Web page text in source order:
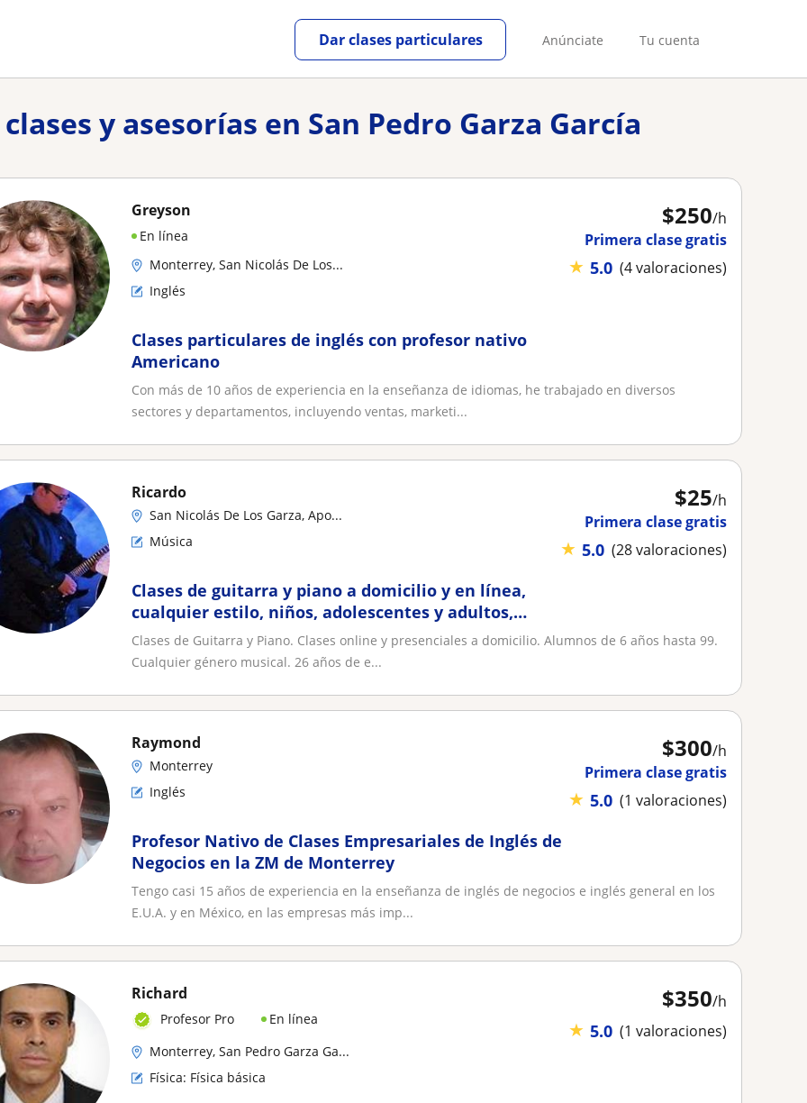
Anúnciate Tu cuenta
Dar clases particulares
y asesorías en San Pedro Garza García
$250/h
Primera clase gratis
★ 5.0 (4 valoraciones)
Greyson
En línea
Monterrey, San Nicolás De Los...
Inglés
Clases particulares de inglés con profesor nativo
Americano
Con más de 10 años de experiencia en la enseñanza de idiomas, he trabajado en diversos
sectores y departamentos, incluyendo ventas, marketi...
$25/h
Primera clase gratis
★ 5.0 (28 valoraciones)
Ricardo
San Nicolás De Los Garza, Apo...
Música
Clases de guitarra y piano a domicilio y en línea,
cualquier estilo, niños, adolescentes y adultos,
principiante o avanzado
Clases de Guitarra y Piano. Clases online y presenciales a domicilio. Alumnos de 6 años hasta 99.
Cualquier género musical. 26 años de e...
$300/h
Primera clase gratis
★ 5.0 (1 valoraciones)
Raymond
Monterrey
Inglés
Profesor Nativo de Clases Empresariales de Inglés de
Negocios en la ZM de Monterrey
Tengo casi 15 años de experiencia en la enseñanza de inglés de negocios e inglés general en los
E.U.A. y en México, en las empresas más imp...
$350/h
★ 5.0 (1 valoraciones)
Richard
Profesor Pro
En línea
Monterrey, San Pedro Garza Ga...
Física: Física básica